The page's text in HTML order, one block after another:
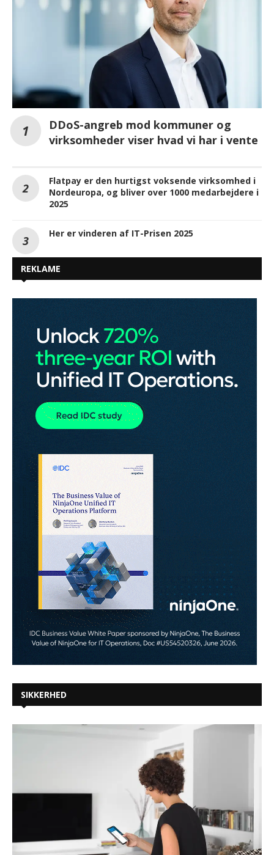
DDoS-angreb mod kommuner og
virksomheder viser hvad vi har i vente
Flatpay er den hurtigst voksende virksomhed i
Nordeuropa, og bliver over 1000 medarbejdere i
2025
Her er vinderen af IT-Prisen 2025
REKLAME
SIKKERHED